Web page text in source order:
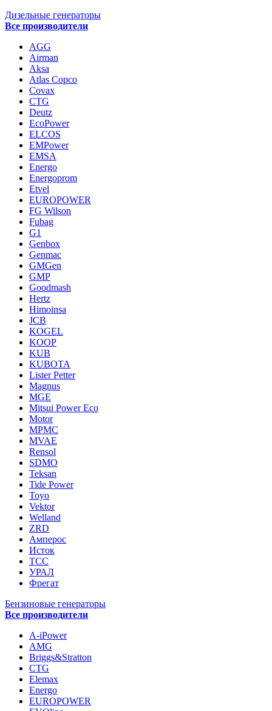
Дизельные генераторы
Все производители
AGG
Airman
Aksa
Atlas Copco
Covax
CTG
Deutz
EcoPower
ELCOS
EMPower
EMSA
Energo
Energoprom
Etvel
EUROPOWER
FG Wilson
Fubag
G1
Genbox
Genmac
GMGen
GMP
Goodmash
Hertz
Himoinsa
JCB
KOGEL
KOOP
KUB
KUBOTA
Lister Petter
Magnus
MGE
Mitsui Power Eco
Motor
MPMC
MVAE
Rensol
SDMO
Teksan
Tide Power
Toyo
Vektor
Welland
ZRD
Амперос
Исток
ТСС
УРАЛ
Фрегат
Бензиновые генераторы
Все производители
A-iPower
AMG
Briggs&Stratton
CTG
Elemax
Energo
EUROPOWER